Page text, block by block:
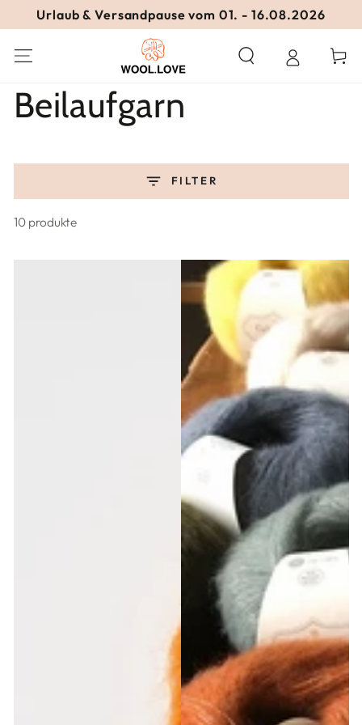
ZUM INHALT
SPRINGEN
Urlaub & Versandpause vom 01. - 16.08.2026
Kollektion:
Beilaufgarn
FILTER
10 produkte